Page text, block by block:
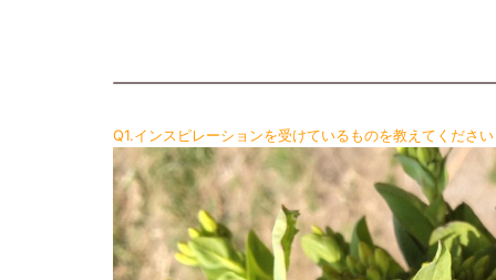
Q1.インスピレーションを受けているものを教えてください